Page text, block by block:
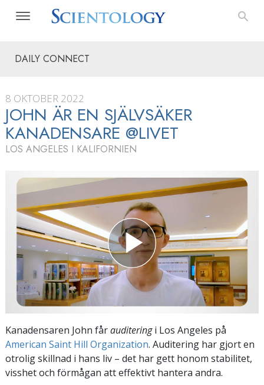
DAILY CONNECT
8 OKTOBER 2022
JOHN ÄR EN SJÄLVSÄKER
KANADENSARE @LIVET
LOS ANGELES I KALIFORNIEN
Kanadensaren John fårauditeringi Los Angeles på
American Saint Hill Organization. Auditering har gjort en
otrolig skillnad i hans liv – det har gett honom stabilitet,
visshet och förmågan att effektivt hantera andra.